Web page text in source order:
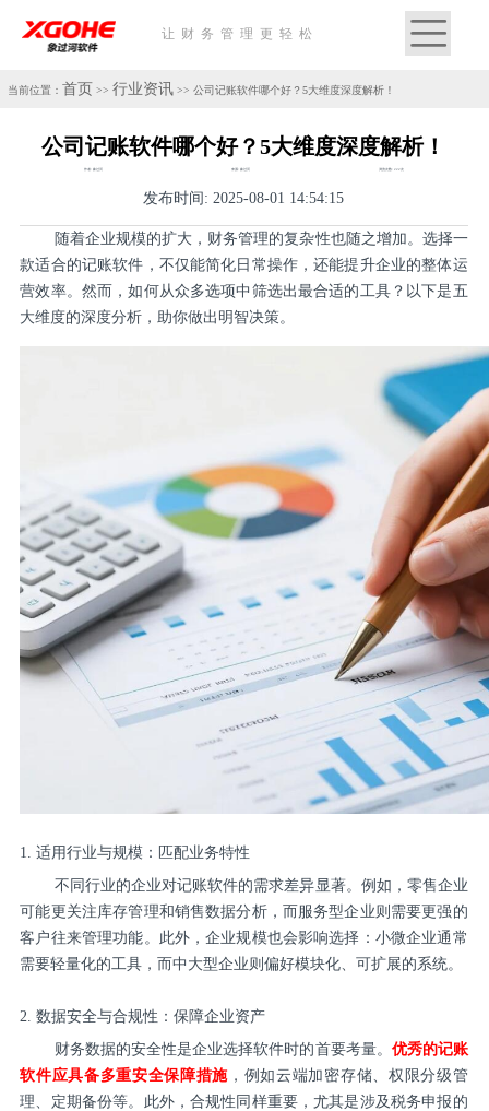
让财务管理更轻松
当前位置： 首页 >> 行业资讯 >> 公司记账软件哪个好？5大维度深度解析！
公司记账软件哪个好？5大维度深度解析！
作者: 象过河 来源: 象过河 浏览次数: 222次
发布时间: 2025-08-01 14:54:15
随着企业规模的扩大，财务管理的复杂性也随之增加。选择一
款适合的记账软件，不仅能简化日常操作，还能提升企业的整体运
营效率。然而，如何从众多选项中筛选出最合适的工具？以下是五
大维度的深度分析，助你做出明智决策。
1. 适用行业与规模：匹配业务特性
不同行业的企业对记账软件的需求差异显著。例如，零售企业
可能更关注库存管理和销售数据分析，而服务型企业则需要更强的
客户往来管理功能。此外，企业规模也会影响选择：小微企业通常
需要轻量化的工具，而中大型企业则偏好模块化、可扩展的系统。
2. 数据安全与合规性：保障企业资产
财务数据的安全性是企业选择软件时的首要考量。 优秀的记账
软件应具备多重安全保障措施 ，例如云端加密存储、权限分级管
理、定期备份等。此外，合规性同样重要，尤其是涉及税务申报的